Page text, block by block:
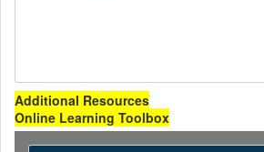
Additional Resources
Online Learning Toolbox